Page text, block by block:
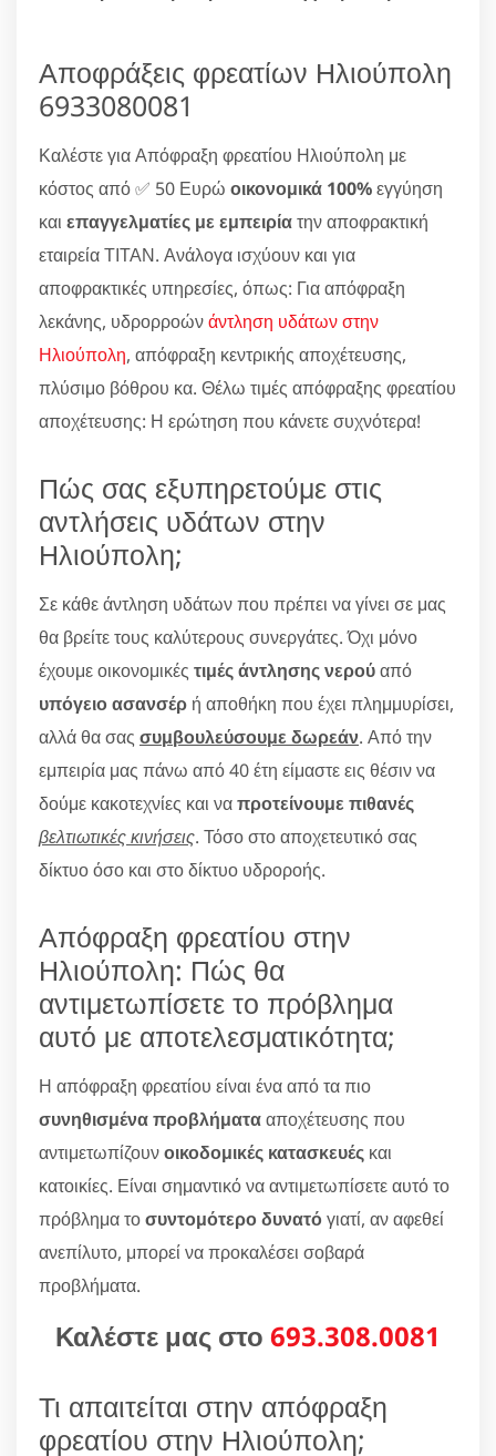
Αποφράξεις φρεατίων Ηλιούπολη
6933080081
Καλέστε για Απόφραξη φρεατίου Ηλιούπολη με
κόστος από ✅ 50 Ευρώ οικονομικά 100%εγγύηση
και επαγγελματίες με εμπειρίατην αποφρακτική
εταιρεία ΤΙΤΑΝ. Ανάλογα ισχύουν και για
αποφρακτικές υπηρεσίες, όπως: Για απόφραξη
λεκάνης, υδρορροώνάντληση υδάτων στην
Ηλιούπολη, απόφραξη κεντρικής αποχέτευσης,
πλύσιμο βόθρου κα. Θέλω τιμές απόφραξης φρεατίου
αποχέτευσης: Η ερώτηση που κάνετε συχνότερα!
Πώς σας εξυπηρετούμε στις
αντλήσεις υδάτων στην
Ηλιούπολη;
Σε κάθε άντληση υδάτων που πρέπει να γίνει σε μας
θα βρείτε τους καλύτερους συνεργάτες. Όχι μόνο
έχουμε οικονομικές τιμές άντλησης νερούαπό
υπόγειο ασανσέρ ή αποθήκη που έχει πλημμυρίσει,
αλλά θα σας συμβουλεύσουμε δωρεάν. Από την
εμπειρία μας πάνω από 40 έτη είμαστε εις θέσιν να
δούμε κακοτεχνίες και ναπροτείνουμε πιθανές
βελτιωτικές κινήσεις. Τόσο στο αποχετευτικό σας
δίκτυο όσο και στο δίκτυο υδροροής.
Απόφραξη φρεατίου στην
Ηλιούπολη: Πώς θα
αντιμετωπίσετε το πρόβλημα
αυτό με αποτελεσματικότητα;
Η απόφραξη φρεατίου είναι ένα από τα πιο
συνηθισμένα προβλήματααποχέτευσης που
αντιμετωπίζουνοικοδομικές κατασκευές και
κατοικίες. Είναι σημαντικό να αντιμετωπίσετε αυτό το
πρόβλημα τοσυντομότερο δυνατόγιατί, αν αφεθεί
ανεπίλυτο, μπορεί να προκαλέσει σοβαρά
προβλήματα.
Καλέστε μας στο 693.308.0081
Τι απαιτείται στην απόφραξη
φρεατίου στην Ηλιούπολη;